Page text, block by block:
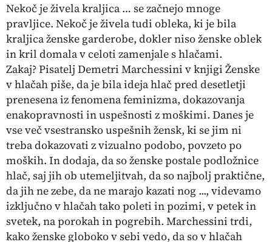
Nekoč je živela kraljica … se začnejo mnoge
pravljice. Nekoč je živela tudi obleka, ki je bila
kraljica ženske garderobe, dokler niso ženske oblek
in kril domala v celoti zamenjale s hlačami.
Zakaj? Pisatelj Demetri Marchessini v knjigi Ženske
v hlačah piše, da je bila ideja hlač pred desetletji
prenesena iz fenomena feminizma, dokazovanja
enakopravnosti in uspešnosti z moškimi. Danes je
vse več vsestransko uspešnih žensk, ki se jim ni
treba dokazovati z vizualno podobo, povzeto po
moških. In dodaja, da so ženske postale podložnice
hlač, saj jih ob utemeljitvah, da so najbolj praktične,
da jih ne zebe, da ne marajo kazati nog ..., videvamo
izključno v hlačah tako poleti in pozimi, v petek in
svetek, na porokah in pogrebih. Marchessini trdi,
kako ženske globoko v sebi vedo, da so v hlačah